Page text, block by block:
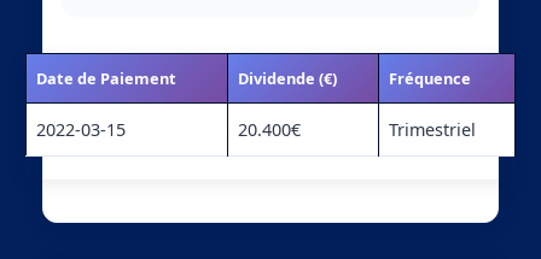
Date de Paiement Dividende (€) Fréquence
2022-03-15 20.400€ Trimestriel